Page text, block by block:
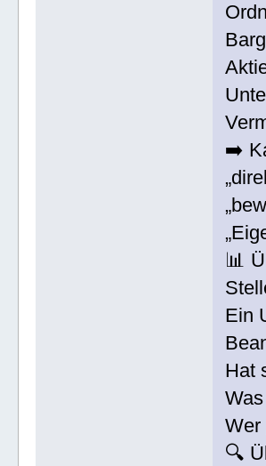
➡️
📊
Ein
Hat
Wer
🔍